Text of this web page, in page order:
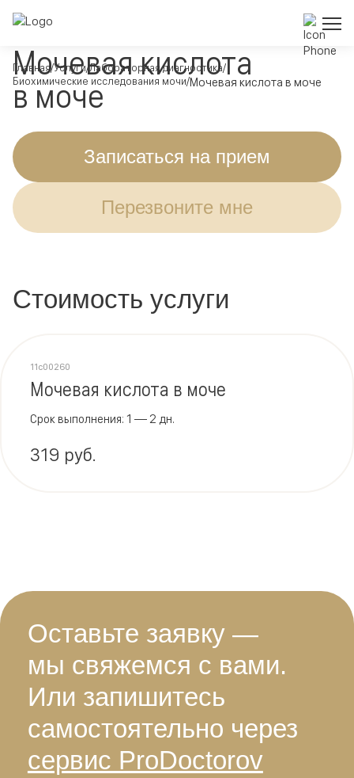
Главная Услуги Лабораторная диагностика
Биохимические исследования мочи Мочевая кислота в моче
Мочевая кислота
в моче
Записаться на прием
Перезвоните мне
Стоимость услуги
Мочевая кислота в моче
11c00260
319 руб.
Срок выполнения: 1 — 2 дн.
Оставьте заявку —
мы свяжемся с вами.
Или запишитесь
самостоятельно через
сервис ProDoctorov